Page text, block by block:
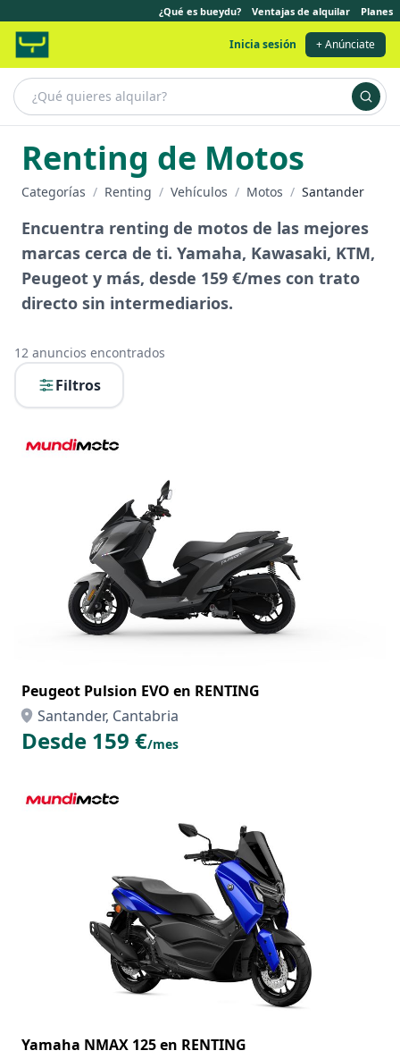
¿Qué es bueydu? Ventajas de alquilar Planes
Inicia sesión + Anúnciate
Renting de Motos
Categorías / Renting / Vehículos / Motos / Santander
Encuentra renting de motos de las mejores
marcas cerca de ti. Yamaha, Kawasaki, KTM,
Peugeot y más, desde 159 €/mes con trato
directo sin intermediarios.
12 anuncios encontrados
Filtros
Peugeot Pulsion EVO en RENTING
Santander, Cantabria
Desde 159 €/mes
Yamaha NMAX 125 en RENTING